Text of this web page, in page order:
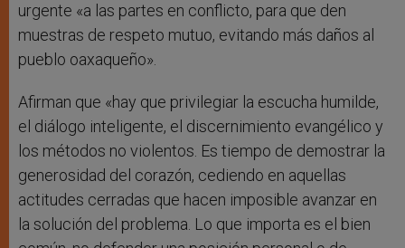
urgente «a las partes en conflicto, para que den
muestras de respeto mutuo, evitando más daños al
pueblo oaxaqueño».
Afirman que «hay que privilegiar la escucha humilde,
el diálogo inteligente, el discernimiento evangélico y
los métodos no violentos. Es tiempo de demostrar la
generosidad del corazón, cediendo en aquellas
actitudes cerradas que hacen imposible avanzar en
la solución del problema. Lo que importa es el bien